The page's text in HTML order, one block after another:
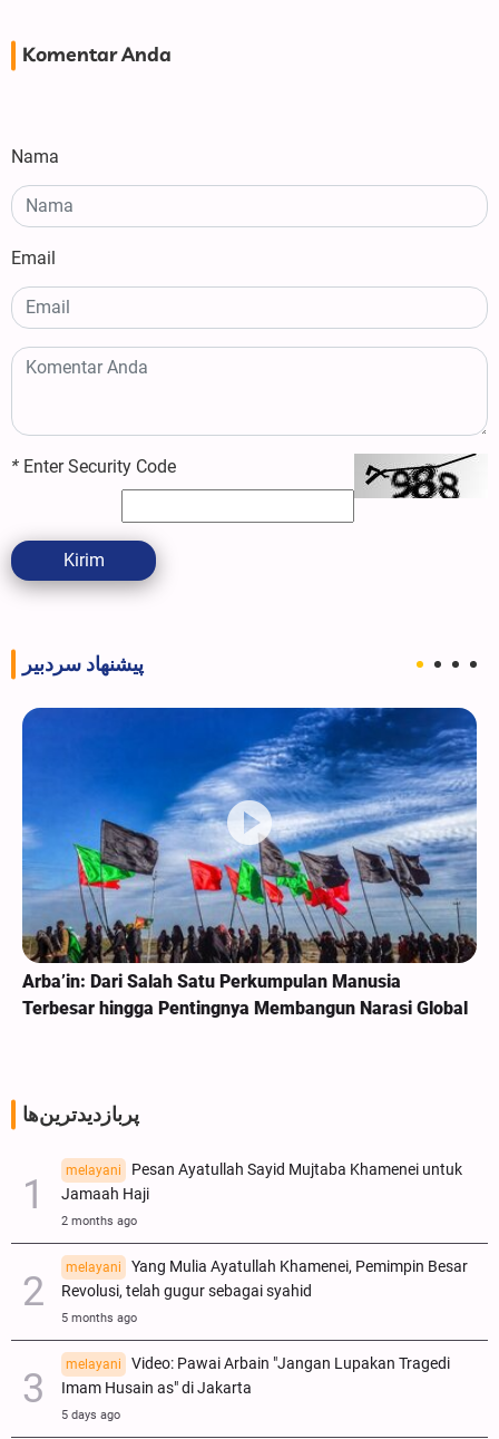
Komentar Anda
Nama
Email
* Enter Security Code
Kirim
پیشنهاد سردبیر
Arba’in: Dari Salah Satu Perkumpulan Manusia
Terbesar hingga Pentingnya Membangun Narasi Global
پربازدیدترین‌ها
melayani
Pesan Ayatullah Sayid Mujtaba Khamenei untuk
Jamaah Haji
2 months ago
melayani
Yang Mulia Ayatullah Khamenei, Pemimpin Besar
Revolusi, telah gugur sebagai syahid
5 months ago
melayani
Video: Pawai Arbain "Jangan Lupakan Tragedi
Imam Husain as" di Jakarta
5 days ago